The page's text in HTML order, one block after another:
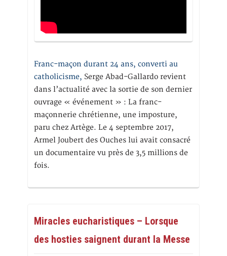
Franc-maçon durant 24 ans, converti au
catholicisme, Serge Abad-Gallardo revient
dans l’actualité avec la sortie de son dernier
ouvrage « événement » : La franc-
maçonnerie chrétienne, une imposture,
paru chez Artège. Le 4 septembre 2017,
Armel Joubert des Ouches lui avait consacré
un documentaire vu près de 3,5 millions de
fois.
Miracles eucharistiques – Lorsque
des hosties saignent durant la Messe